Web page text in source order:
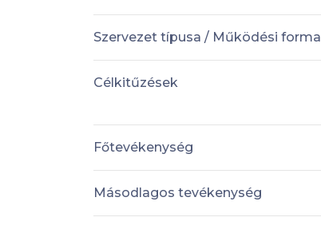
Szervezet típusa / Működési forma
Célkitűzések
Főtevékenység
Másodlagos tevékenység